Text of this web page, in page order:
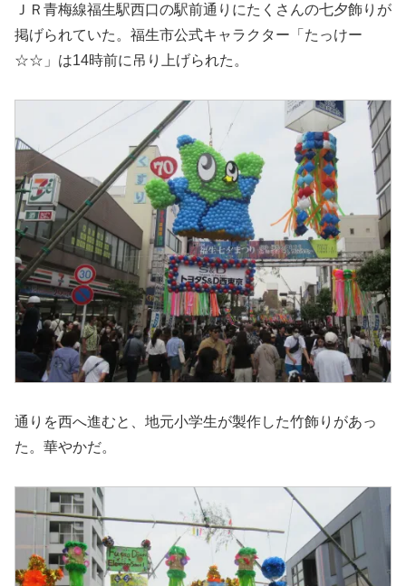
ＪＲ青梅線福生駅西口の駅前通りにたくさんの七夕飾りが
掲げられていた。福生市公式キャラクター「たっけー
☆☆」は14時前に吊り上げられた。
通りを西へ進むと、地元小学生が製作した竹飾りがあっ
た。華やかだ。